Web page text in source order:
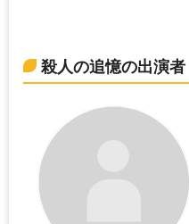
殺人の追憶の出演